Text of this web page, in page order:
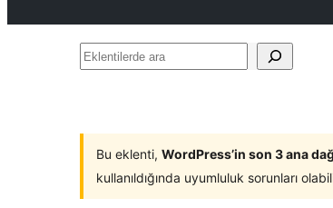
Eklentilerde
Bu eklenti, WordPress’in son 3 ana
kullanıldığında uyumluluk sorunları